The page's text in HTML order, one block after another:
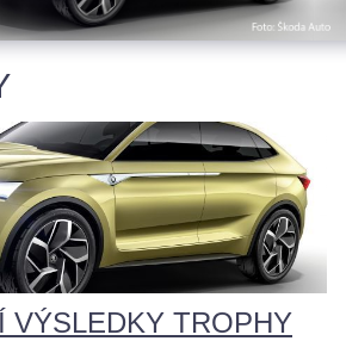
VÝSLEDKY TROPHY